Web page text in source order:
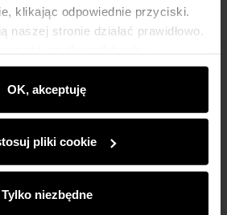
klikając odpowiednie przyciski.
naszej stronie działać prawidłowo.
do ich preferencji treści,
reklamowe informujące o
w e-sklepie. Informacje o tym,
reklamowym i
mogą połączyć te informacje z
z ich usług.
OK, akceptuję
pliki cookie
Tylko niezbędne
Zapisz się